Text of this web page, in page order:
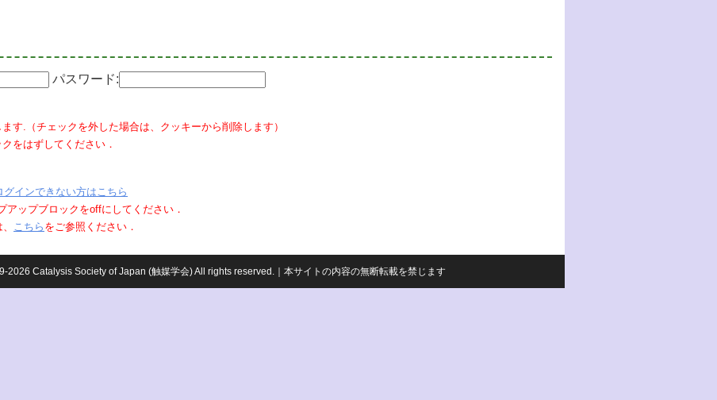
パスワード:
す.（チェックを外した場合は、クッキーから削除します）
をはずしてください．
グインできない方はこちら
ップブロックをoffにしてください．
こちら をご参照ください．
2026 Catalysis Society of Japan (触媒学会) All rights reserved.｜本サイトの内容の無断転載を禁じます